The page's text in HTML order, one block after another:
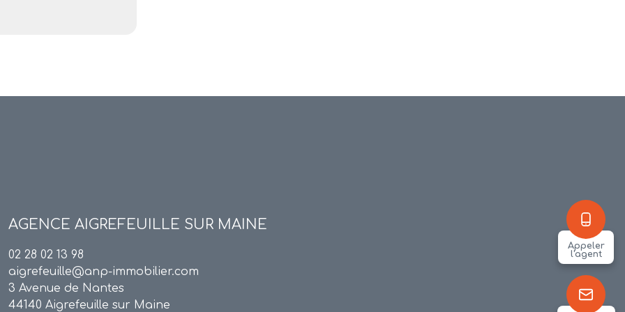
Appeler
l'agent
AGENCE AIGREFEUILLE SUR MAINE
02 28 02 13 98
aigrefeuille@anp-immobilier.com
3 Avenue de Nantes
44140 Aigrefeuille sur Maine